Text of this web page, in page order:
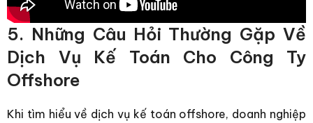
5. Những Câu Hỏi Thường Gặp Về
Dịch Vụ Kế Toán Cho Công Ty
Offshore
Khi tìm hiểu về dịch vụ kế toán offshore, doanh nghiệp